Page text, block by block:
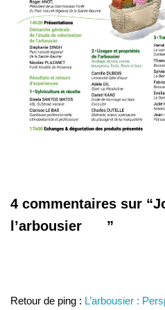
4 commentaires sur
l’arbousier ”
Retour de ping : L’arbousier :